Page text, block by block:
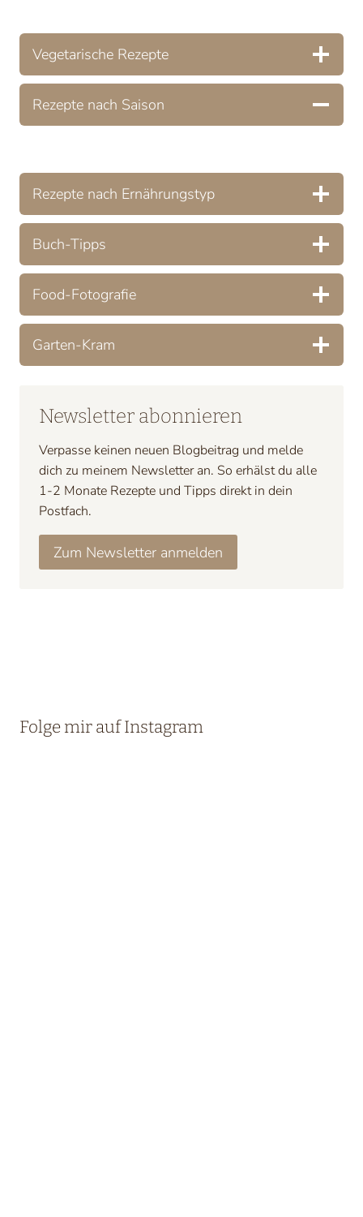
Vegetarische Rezepte
Rezepte nach Saison
Rezepte nach Ernährungstyp
Buch-Tipps
Food-Fotografie
Garten-Kram
Newsletter abonnieren
Verpasse keinen neuen Blogbeitrag und melde
dich zu meinem Newsletter an. So erhälst du alle
1-2 Monate Rezepte und Tipps direkt in dein
Postfach.
Zum Newsletter anmelden
Folge mir auf Instagram